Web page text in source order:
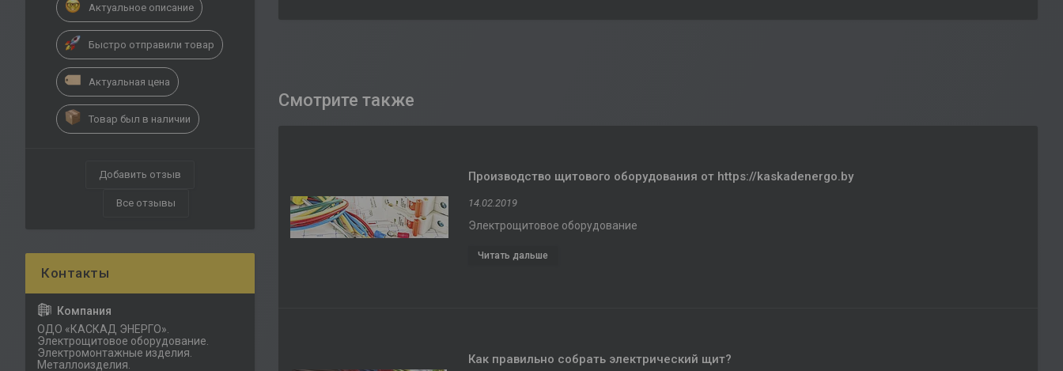
Производство щитового оборудования от https://kaskadenergo.by
14.02.2019
Электрощитовое оборудование
Как правильно собрать электрический щит?
Актуальное описание
Быстро отправили товар
Актуальная цена
Товар был в наличии
Добавить отзыв
Все отзывы
ОДО «КАСКАД ЭНЕРГО».
Электрощитовое оборудование.
Электромонтажные изделия.
Металлоизделия.